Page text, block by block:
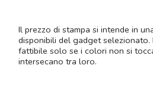
Il prezzo di stampa si intende in
disponibili del gadget selezionato.
fattibile solo se i colori non si
intersecano tra loro.